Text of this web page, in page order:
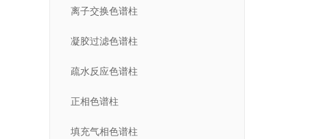
离子交换色谱柱
凝胶过滤色谱柱
疏水反应色谱柱
正相色谱柱
填充气相色谱柱